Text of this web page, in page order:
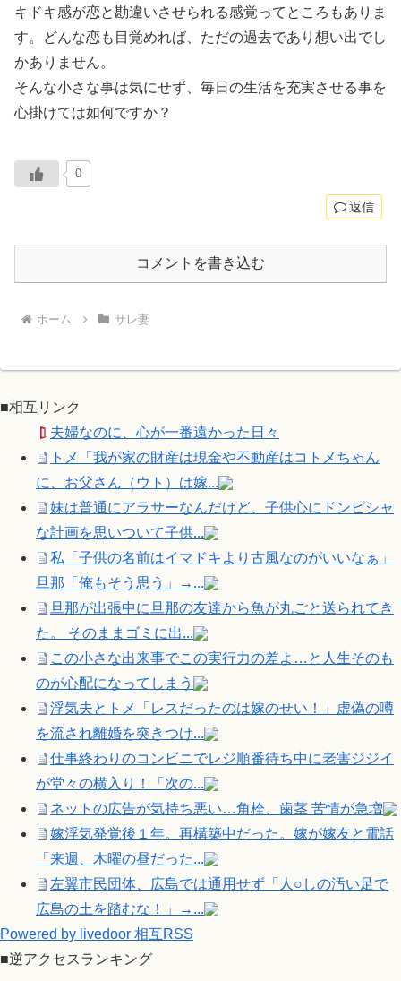
キドキ感が恋と勘違いさせられる感覚ってところもありま
す。どんな恋も目覚めれば、ただの過去であり想い出でし
かありません。
そんな小さな事は気にせず、毎日の生活を充実させる事を
心掛けては如何ですか？
0
返信
コメントを書き込む
ホーム サレ妻
■相互リンク
夫婦なのに、心が一番遠かった日々
トメ「我が家の財産は現金や不動産はコトメちゃん
に、お父さん（ウト）は嫁...
妹は普通にアラサーなんだけど、子供心にドンピシャ
な計画を思いついて子供...
私「子供の名前はイマドキより古風なのがいいなぁ」
旦那「俺もそう思う」→...
旦那が出張中に旦那の友達から魚が丸ごと送られてき
た。 そのままゴミに出...
この小さな出来事でこの実行力の差よ…と人生そのも
のが心配になってしまう
浮気夫とトメ「レスだったのは嫁のせい！」虚偽の噂
を流され離婚を突きつけ...
仕事終わりのコンビニでレジ順番待ち中に老害ジジイ
が堂々の横入り！「次の...
ネットの広告が気持ち悪い…角栓、歯茎 苦情が急増
嫁浮気発覚後１年。再構築中だった。嫁が嫁友と電話
「来週、木曜の昼だった...
左翼市民団体、広島では通用せず「人○しの汚い足で
広島の土を踏むな！」→...
Powered by livedoor 相互RSS
■逆アクセスランキング